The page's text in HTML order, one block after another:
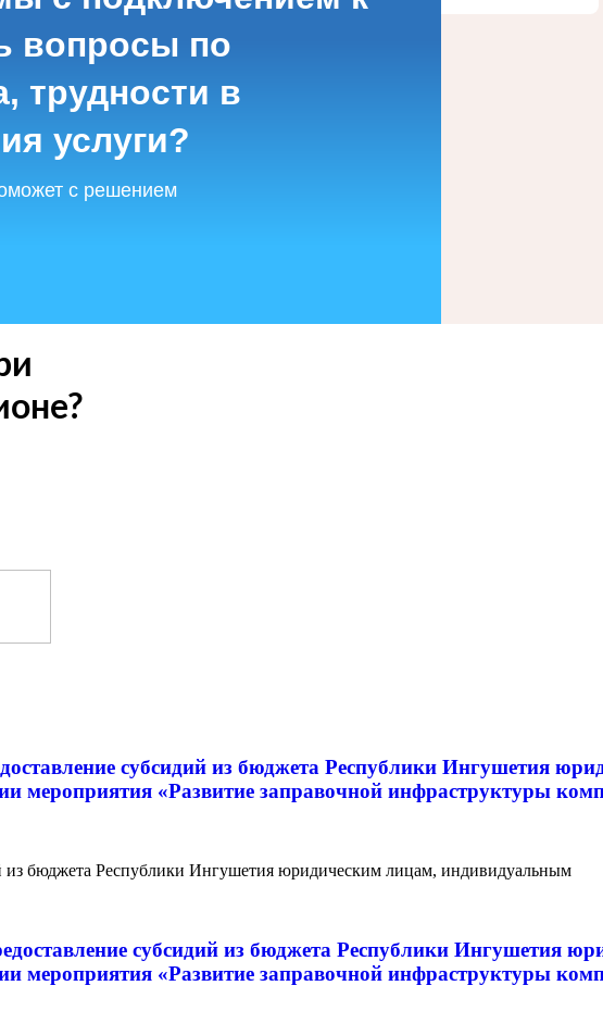
вопросы по
трудности в
услуги?
с решением
субсидий из бюджета Республики Ингушетия
мероприятия «Развитие заправочной инфраструктуры
из бюджета Республики Ингушетия юридическим лицам, индивидуальным
субсидий из бюджета Республики Ингушетия
мероприятия «Развитие заправочной инфраструктуры